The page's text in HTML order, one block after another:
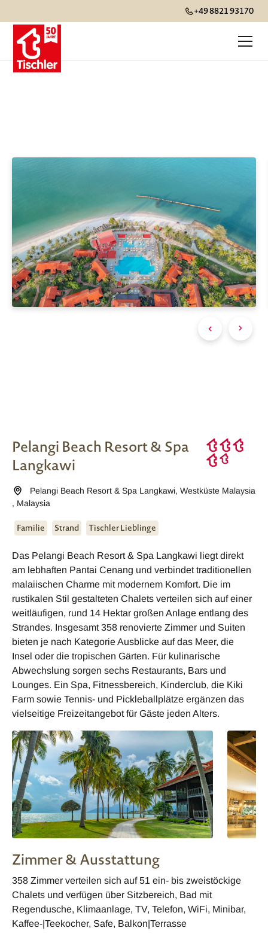
+49 8821 93170
Pelangi Beach Resort & Spa
Langkawi
Pelangi Beach Resort & Spa Langkawi,Westküste Malaysia
, Malaysia
Familie Strand Tischler Lieblinge
Das Pelangi Beach Resort & Spa Langkawi liegt direkt
am lebhaften Pantai Cenang und verbindet traditionellen
malaiischen Charme mit modernem Komfort. Die im
rustikalen Stil gestalteten Chalets verteilen sich auf einer
weitläufigen, rund 14 Hektar großen Anlage entlang des
Strandes. Insgesamt 358 renovierte Zimmer und Suiten
bieten je nach Kategorie Ausblicke auf das Meer, die
Insel oder die tropischen Gärten. Für kulinarische
Abwechslung sorgen sechs Restaurants, Bars und
Lounges. Ein Spa, Fitnessbereich, Kinderclub, die Kiki
Farm sowie Tennis- und Pickleballplätze ergänzen das
vielseitige Freizeitangebot für Gäste jeden Alters.
Zimmer & Ausstattung
358 Zimmer verteilen sich auf 51 ein- bis zweistöckige
Chalets und verfügen über Sitzbereich, Bad mit
Regendusche, Klimaanlage, TV, Telefon, WiFi, Minibar,
Kaffee-|Teekocher, Safe, Balkon|Terrasse